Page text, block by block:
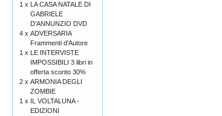
1 x LA CASA NATALE DI
GABRIELE
D'ANNUNZIO DVD
4 x ADVERSARIA
Frammenti d'Autore
1 x LE INTERVISTE
IMPOSSIBILI 3 libri in
offerta sconto 30%
2 x ARMONIA DEGLI
ZOMBIE
1 x IL VOLTALUNA -
EDIZIONI